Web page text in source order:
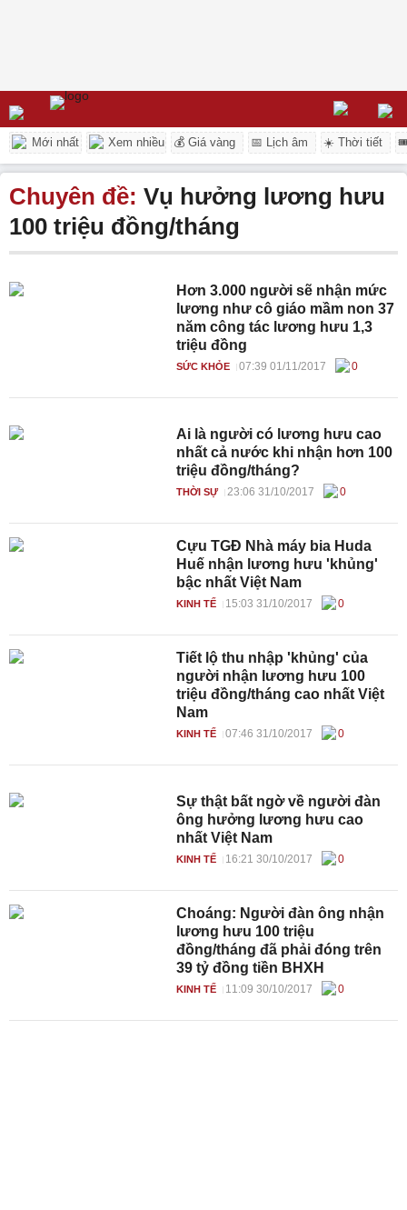
Mới nhất Xem nhiều 💰 Giá vàng 📅 Lịch âm ☀️ Thời tiết
Chuyên đề: Vụ hưởng lương hưu
100 triệu đồng/tháng
Hơn 3.000 người sẽ nhận mức
lương như cô giáo mầm non 37
năm công tác lương hưu 1,3
triệu đồng
SỨC KHỎE 07:39 01/11/2017 0
Ai là người có lương hưu cao
nhất cả nước khi nhận hơn 100
triệu đồng/tháng?
THỜI SỰ 23:06 31/10/2017 0
Cựu TGĐ Nhà máy bia Huda
Huế nhận lương hưu 'khủng'
bậc nhất Việt Nam
KINH TẾ 15:03 31/10/2017 0
Tiết lộ thu nhập 'khủng' của
người nhận lương hưu 100
triệu đồng/tháng cao nhất Việt
Nam
KINH TẾ 07:46 31/10/2017 0
Sự thật bất ngờ về người đàn
ông hưởng lương hưu cao
nhất Việt Nam
KINH TẾ 16:21 30/10/2017 0
Choáng: Người đàn ông nhận
lương hưu 100 triệu
đồng/tháng đã phải đóng trên
39 tỷ đồng tiền BHXH
KINH TẾ 11:09 30/10/2017 0